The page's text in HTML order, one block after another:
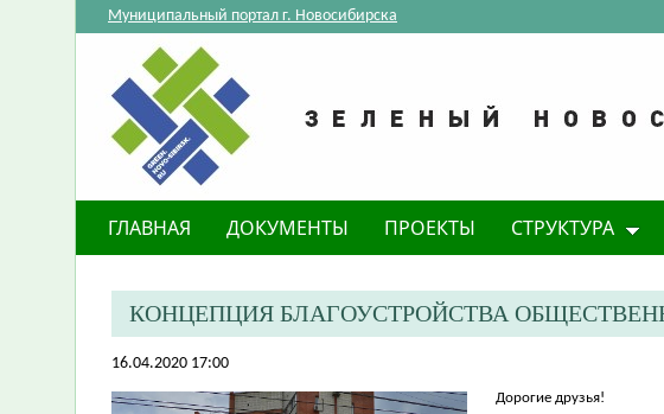
Муниципальный портал г. Новосибирска
ГЛАВНАЯ ДОКУМЕНТЫ ПРОЕКТЫ СТРУКТУРА
КОНЦЕПЦИЯ БЛАГОУСТРОЙСТВА
16.04.2020 17:00
Дорогие друзья!